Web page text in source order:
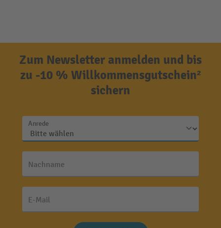
Zum Newsletter anmelden und bis
zu -10 % Willkommensgutschein²
sichern
Anrede
Nachname
E-Mail